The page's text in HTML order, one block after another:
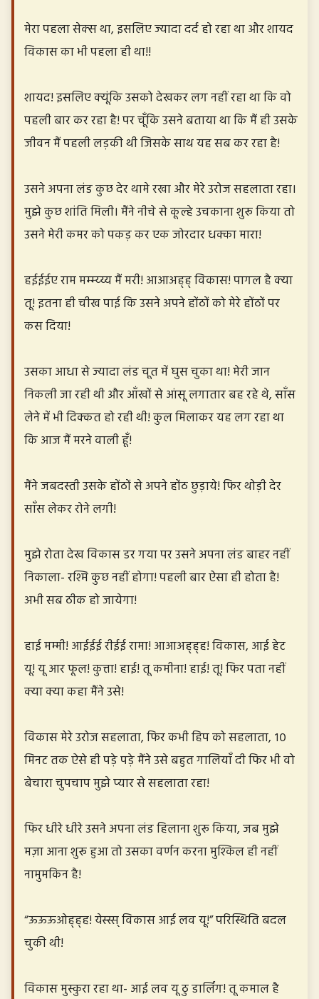
मेरा पहला सेक्स था, इसलिए ज्यादा दर्द हो रहा था और शायद
विकास का भी पहला ही था!!
शायद! इसलिए क्यूंकि उसको देखकर लग नहीं रहा था कि वो
पहली बार कर रहा है! पर चूँकि उसने बताया था कि मैं ही उसके
जीवन मैं पहली लड़की थी जिसके साथ यह सब कर रहा है!
उसने अपना लंड कुछ देर थामे रखा और मेरे उरोज सहलाता रहा।
मुझे कुछ शांति मिली। मैंने नीचे से कूल्हे उचकाना शुरू किया तो
उसने मेरी कमर को पकड़ कर एक जोरदार धक्का मारा!
हईईईए राम मम्म्य्य्य मैं मरी! आआअह्ह् विकास! पागल है क्या
तू! इतना ही चीख पाई कि उसने अपने होंठों को मेरे होंठों पर
कस दिया!
उसका आधा से ज्यादा लंड चूत में घुस चुका था! मेरी जान
निकली जा रही थी और आँखों से आंसू लगातार बह रहे थे, साँस
लेने में भी दिक्कत हो रही थी! कुल मिलाकर यह लग रहा था
कि आज मैं मरने वाली हूँ!
मैंने जबदस्ती उसके होंठों से अपने होंठ छुड़ाये! फिर थोड़ी देर
साँस लेकर रोने लगी!
मुझे रोता देख विकास डर गया पर उसने अपना लंड बाहर नहीं
निकाला- रश्मि कुछ नहीं होगा! पहली बार ऐसा ही होता है!
अभी सब ठीक हो जायेगा!
हाई मम्मी! आईईई रीईई रामा! आआअह्ह्ह! विकास, आई हेट
यू! यू आर फूल! कुत्ता! हाई! तू कमीना! हाई! तू! फिर पता नहीं
क्या क्या कहा मैंने उसे!
विकास मेरे उरोज सहलाता, फिर कभी हिप को सहलाता, १०
मिनट तक ऐसे ही पड़े पड़े मैंने उसे बहुत गालियाँ दी फिर भी वो
बेचारा चुपचाप मुझे प्यार से सहलाता रहा!
फिर धीरे धीरे उसने अपना लंड हिलाना शुरू किया, जब मुझे
मज़ा आना शुरू हुआ तो उसका वर्णन करना मुश्किल ही नहीं
नामुमकिन है!
“ऊऊऊओह्ह्ह! येस्स्स् विकास आई लव यू!” परिस्थिति बदल
चुकी थी!
विकास मुस्कुरा रहा था- आई लव यू ठु डार्लिंग! तू कमाल है